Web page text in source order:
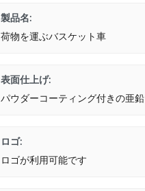
製品名:
荷物を運ぶバスケット車
表面仕上げ:
パウダーコーティング付きの亜鉛
ロゴ:
ロゴが利用可能です